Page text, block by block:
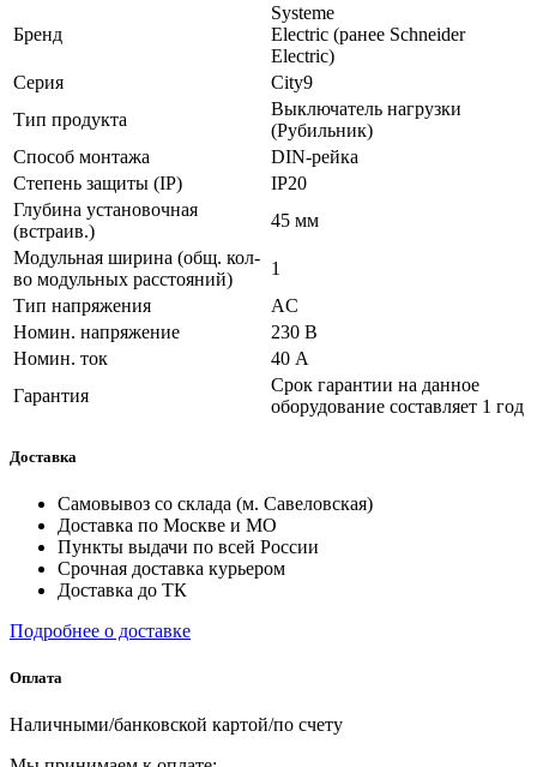
Бренд
Systeme
Electric (ранее Schneider
Electric)
Серия
City9
Тип продукта
Выключатель нагрузки
(Рубильник)
Способ монтажа
DIN-рейка
Степень защиты (IP)
IP20
Глубина установочная
(встраив.)
45 мм
Модульная ширина (общ. кол-
во модульных расстояний)
1
Тип напряжения
AC
Номин. напряжение
230 В
Номин. ток
40 А
Гарантия
Срок гарантии на данное
оборудование составляет 1 год
Доставка
Самовывоз со склада (м. Савеловская)
Доставка по Москве и МО
Пункты выдачи по всей России
Срочная доставка курьером
Доставка до ТК
Подробнее о доставке
Оплата
Наличными/банковской картой/по счету